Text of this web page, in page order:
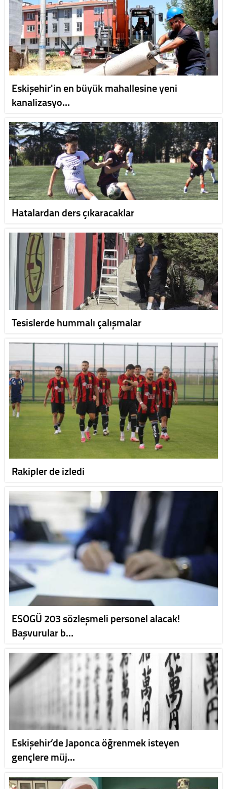
Eskişehir'in en büyük mahallesine yeni
kanalizasyo…
Hatalardan ders çıkaracaklar
Tesislerde hummalı çalışmalar
Rakipler de izledi
ESOGÜ 203 sözleşmeli personel alacak!
Başvurular b…
Eskişehir’de Japonca öğrenmek isteyen
gençlere müj…